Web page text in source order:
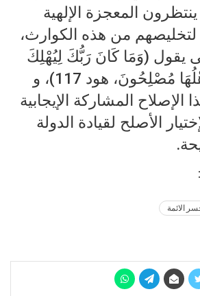
المعجزة الإلهية
لتخليصهم من هذه الكوارث،
يقول (وَمَا كَانَ رَبُّكَ لِيُهْلِكَ
الْقُرَىٰ بِظُلْمٍ وَأَهْلُهَا مُصْلِحُونَ، هود 117)، و
المشاركة الإيجابية
الأصلح لقيادة الدولة
الائمة